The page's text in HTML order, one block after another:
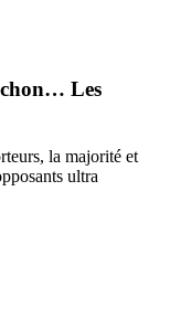
Les
la majorité et
ultra